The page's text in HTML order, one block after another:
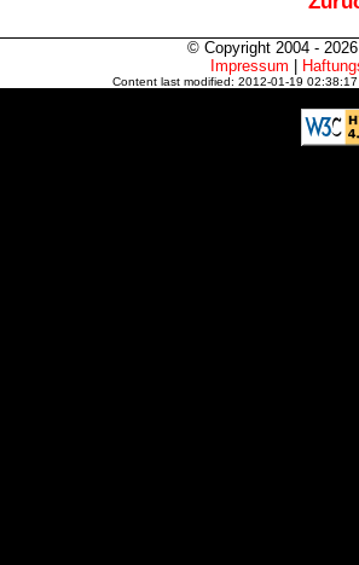
© Copyright 2004 -
Impressum
Content last modified: 2012-01-19